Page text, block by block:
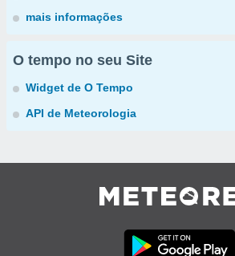
mais informações
O tempo no seu Site
Widget de O Tempo
API de Meteorologia